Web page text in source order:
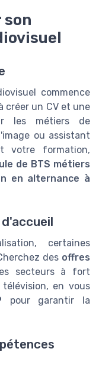
son
commence
créer un CV et une
les métiers de
ou assistant
votre formation,
de BTS métiers
en alternance à
certaines
des offres
secteurs à fort
en vous
pour garantir la